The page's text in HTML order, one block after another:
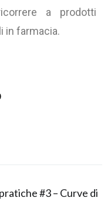
a prodotti
in farmacia.
#3 – Curve di